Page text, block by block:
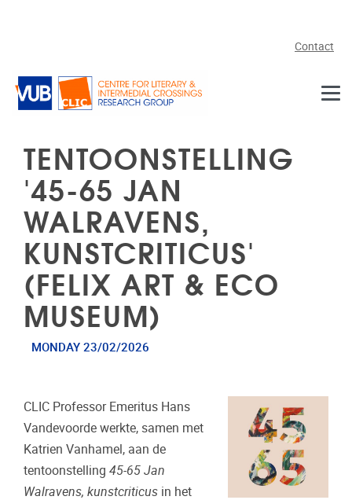
Contact
TENTOONSTELLING
'45-65 JAN
WALRAVENS,
KUNSTCRITICUS'
(FELIX ART & ECO
MUSEUM)
MONDAY 23/02/2026
CLIC Professor Emeritus Hans
Vandevoorde werkte, samen met
Katrien Vanhamel, aan de
tentoonstelling 45-65 Jan
Walravens, kunstcriticus in het